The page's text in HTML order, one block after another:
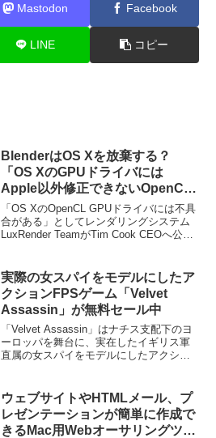
Mastodon Facebook
LINE コピー
BlenderはOS Xを放棄する？
「OS XのGPUドライバには
Apple以外修正できないOpenCL
の不具合がある」として
LuxRenderの開発チームがTim
Cook氏へ公開状を送る。
「OS XのOpenCL GPUドライバには不具
合がある」としてレンダリングシステム
LuxRender TeamがTim Cook CEOへ公開
実際の女スパイをモデルにしたア
クションFPSゲーム「Velvet
Assassin」が無料セール中
「Velvet Assassin」はナチス支配下のヨ
ーロッパを舞台に、実在したイギリス軍
直属の女スパイをモデルにしたアクショ
ウェブサイトやHTMLメール、プ
レゼンテーションが簡単に作成で
きるMac用Webオーサリングツー